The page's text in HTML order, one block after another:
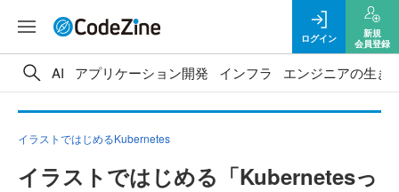
ログイン
新規
会員登録
AI アプリケーション開発 インフラ エンジニアの生き
イラストではじめるKubernetes
イラストではじめる「Kubernetesっ